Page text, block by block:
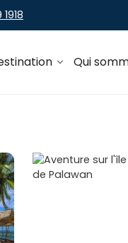
Qui